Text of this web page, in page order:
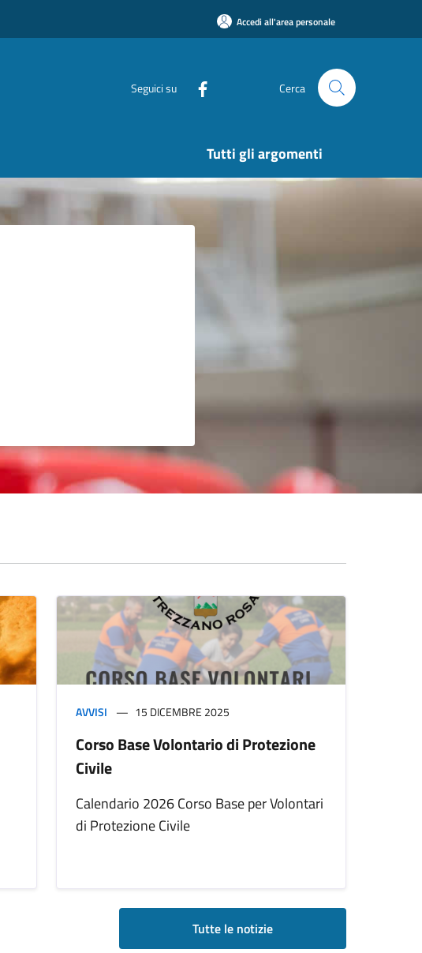
Accedi all'area personale
Seguici su Cerca
Tutti gli argomenti
AVVISI 15 DICEMBRE 2025
Corso Base Volontario di Protezione
Civile
Calendario 2026 Corso Base per Volontari
di Protezione Civile
Tutte le notizie